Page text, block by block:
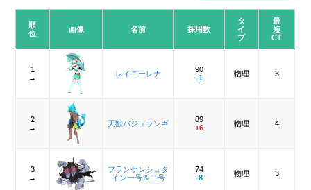
順
位
画像 名前 採用数
タ
イ
プ
最
短
CT
1
→
レイニーレナ
90
-1
物理 3
2
→
天獣バジュランギ
89
+6
物理 4
3
→
フランケンシュタ
イン一号＆二号
74
-8
物理 3